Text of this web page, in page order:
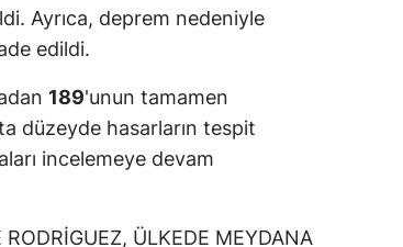
Ayrıca, deprem nedeniyle
edildi.
189'unun tamamen
düzeyde hasarların tespit
incelemeye devam